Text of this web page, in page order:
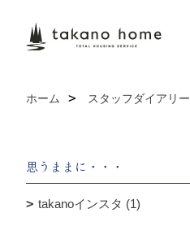
ホーム スタッフダイアリー
思うままに・・・
takanoインスタ (1)